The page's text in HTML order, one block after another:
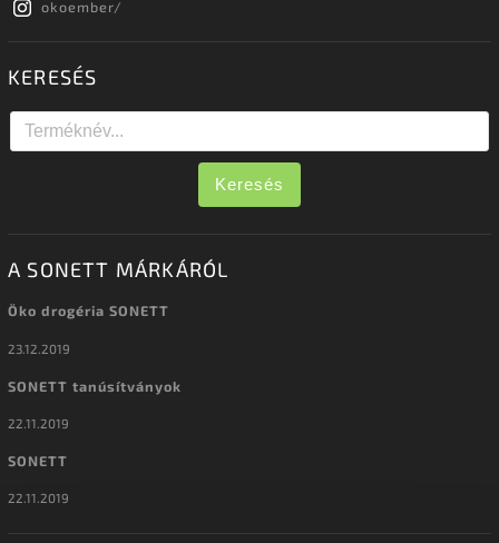
okoember/
KERESÉS
Keresés
A SONETT MÁRKÁRÓL
Öko drogéria SONETT
23.12.2019
SONETT tanúsítványok
22.11.2019
SONETT
22.11.2019